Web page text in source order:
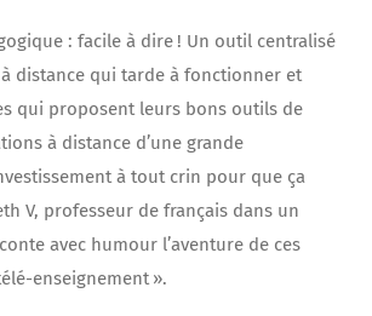
: facile à dire ! Un outil centralisé
à distance qui tarde à fonctionner et
qui proposent leurs bons outils de
à distance d’une grande
à tout crin pour que ça
V, professeur de français dans un
avec humour l’aventure de ces
enseignement ».